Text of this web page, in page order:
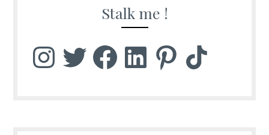
Stalk me !
InstagramTwitter FacebookLinkedInPinterest TikTok